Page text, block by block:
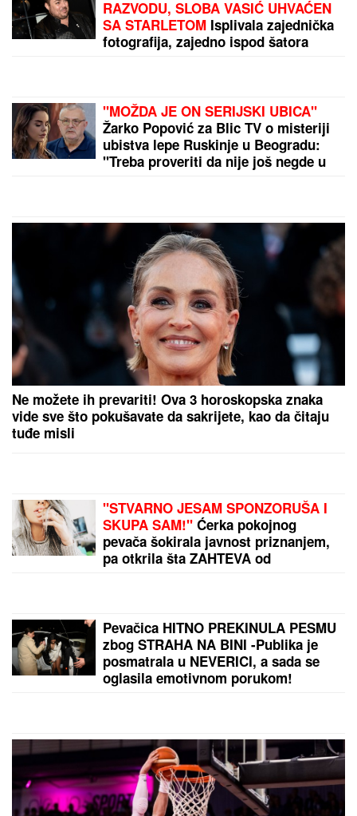
KAKO BI ZELENSKI PROŠAO NA PREDSEDNIČKIM
IZBORIMA?Anketa otkrila šokantne podatke
"RODI MI JOŠ JEDNU BEBU", slavni glumac (68)
predložio supruzi (42) da dobiju OSMO DETE - njena
reakcija je hit: Za 9 godina dočekali su 4 SINA I 3
(FOTO) DOK SVI BRUJE O
RAZVODU, SLOBA VASIĆ UHVAĆEN
SA STARLETOMIsplivala zajednička
"MOŽDA JE ON SERIJSKI UBICA"
Žarko Popović za Blic TV o misteriji
ubistva lepe Ruskinje u Beogradu: